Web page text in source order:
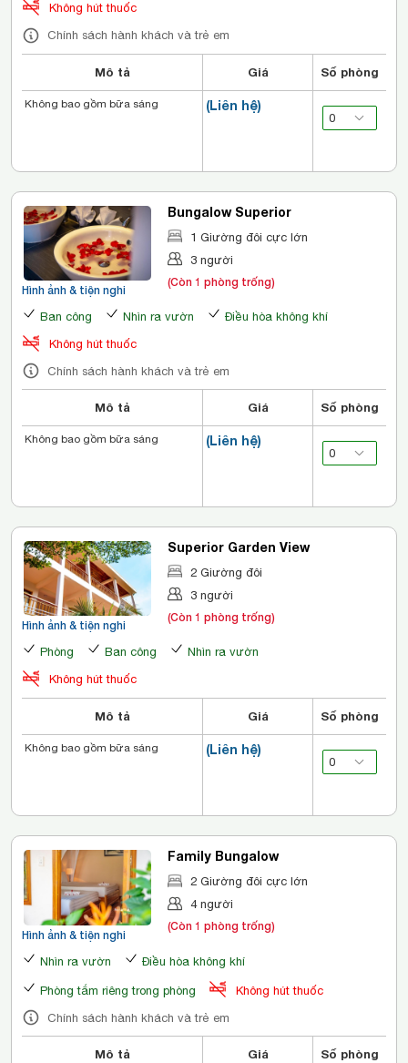
Không hút thuốc
Chính sách hành khách và trẻ em
Mô tả Giá Số phòng
(Liên hệ)
Không bao gồm bữa sáng
Hình ảnh & tiện nghi
Bungalow Superior
1 Giường đôi cực lớn
3 người
(Còn 1 phòng trống)
Ban công Nhìn ra vườn
Điều hòa không khí
Không hút thuốc
Chính sách hành khách và trẻ em
Mô tả Giá Số phòng
(Liên hệ)
Không bao gồm bữa sáng
Hình ảnh & tiện nghi
Superior Garden View
2 Giường đôi
3 người
(Còn 1 phòng trống)
Phòng Ban công
Nhìn ra vườn
Không hút thuốc
Mô tả Giá Số phòng
(Liên hệ)
Không bao gồm bữa sáng
Hình ảnh & tiện nghi
Family Bungalow
2 Giường đôi cực lớn
4 người
(Còn 1 phòng trống)
Nhìn ra vườn Điều hòa không khí
Phòng tắm riêng trong phòng
Không hút thuốc
Chính sách hành khách và trẻ em
Mô tả Giá Số phòng